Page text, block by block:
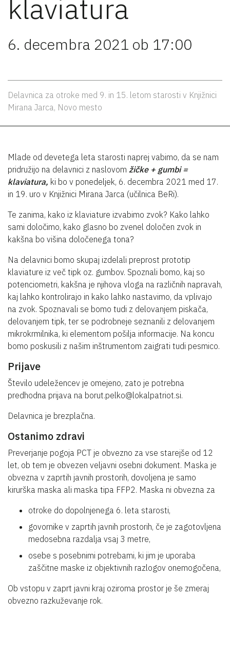
klaviatura
6. decembra 2021 ob 17:00
Delavnica za otroke med 9. in 15. letom starosti v Knjižnici
Mirana Jarca, Novo mesto
Mlade od devetega leta starosti naprej vabimo, da se nam
pridružijo na delavnici z naslovom žičke + gumbi =
klaviatura, ki bo v ponedeljek, 6. decembra 2021 med 17.
in 19. uro v Knjižnici Mirana Jarca (učilnica BeRi).
Te zanima, kako iz klaviature izvabimo zvok? Kako lahko
sami določimo, kako glasno bo zvenel določen zvok in
kakšna bo višina določenega tona?
Na delavnici bomo skupaj izdelali preprost prototip
klaviature iz več tipk oz. gumbov. Spoznali bomo, kaj so
potenciometri, kakšna je njihova vloga na različnih napravah,
kaj lahko kontrolirajo in kako lahko nastavimo, da vplivajo
na zvok. Spoznavali se bomo tudi z delovanjem piskača,
delovanjem tipk, ter se podrobneje seznanili z delovanjem
mikrokrmilnika, ki elementom pošilja informacije. Na koncu
bomo poskusili z našim inštrumentom zaigrati tudi pesmico.
Prijave
Število udeležencev je omejeno, zato je potrebna
predhodna prijava na borut.pelko@lokalpatriot.si.
Delavnica je brezplačna.
Ostanimo zdravi
Preverjanje pogoja PCT je obvezno za vse starejše od 12
let, ob tem je obvezen veljavni osebni dokument. Maska je
obvezna v zaprtih javnih prostorih, dovoljena je samo
kirurška maska ali maska tipa FFP2. Maska ni obvezna za
otroke do dopolnjenega 6. leta starosti,
govornike v zaprtih javnih prostorih, če je zagotovljena
medosebna razdalja vsaj 3 metre,
osebe s posebnimi potrebami, ki jim je uporaba
zaščitne maske iz objektivnih razlogov onemogočena,
Ob vstopu v zaprt javni kraj oziroma prostor je še zmeraj
obvezno razkuževanje rok.